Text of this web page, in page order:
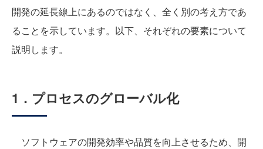
開発の延長線上にあるのではなく、全く別の考え方であ
ることを示しています。以下、それぞれの要素について
説明します。
1．プロセスのグローバル化
ソフトウェアの開発効率や品質を向上させるため、開